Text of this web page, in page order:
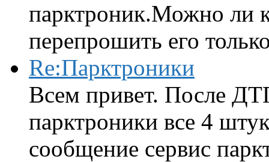
парктроник.Можно ли
перепрошить его
Re:Парктроники
Всем привет. После
парктроники все 4
сообщение сервис